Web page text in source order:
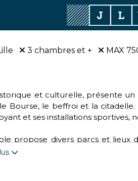
3 chambres et + MAX
et culturelle, présente
Bourse, le beffroi et la
et ses installations sportives,
propose divers parcs et lieux
Citadelle. Pour les amateurs de